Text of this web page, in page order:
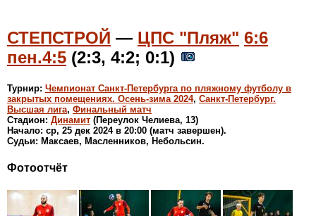
СТЕПСТРОЙ — ЦПС "Пляж" 6:6
пен.4:5 (2:3, 4:2; 0:1)
Турнир: Чемпионат Санкт-Петербурга по пляжному футболу в
закрытых помещениях. Осень-зима 2024, Санкт-Петербург.
Высшая лига, Финальный матч
Стадион: Динамит (Переулок Челиева, 13)
Начало: ср, 25 дек 2024 в 20:00 (матч завершен).
Судьи: Максаев, Масленников, Небольсин.
Фотоотчёт